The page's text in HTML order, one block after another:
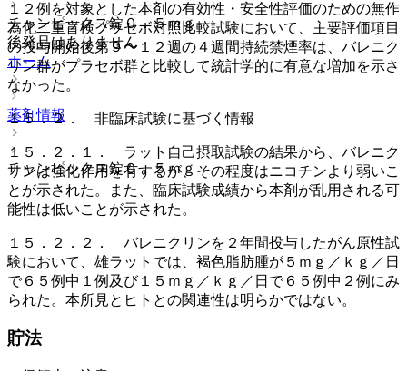
チャンピックス錠０．５ｍｇ
後発品はありません
ホーム
薬剤情報
チャンピックス錠０．５ｍｇ
１２例を対象とした本剤の有効性・安全性評価のための無作
為化二重盲検プラセボ対照比較試験において、主要評価項目
の投与開始後第９〜１２週の４週間持続禁煙率は、バレニク
リン群がプラセボ群と比較して統計学的に有意な増加を示さ
なかった。
１５．２． 非臨床試験に基づく情報
１５．２．１． ラット自己摂取試験の結果から、バレニク
リンは強化作用を有するが、その程度はニコチンより弱いこ
とが示された。また、臨床試験成績から本剤が乱用される可
能性は低いことが示された。
１５．２．２． バレニクリンを２年間投与したがん原性試
験において、雄ラットでは、褐色脂肪腫が５ｍｇ／ｋｇ／日
で６５例中１例及び１５ｍｇ／ｋｇ／日で６５例中２例にみ
られた。本所見とヒトとの関連性は明らかではない。
貯法